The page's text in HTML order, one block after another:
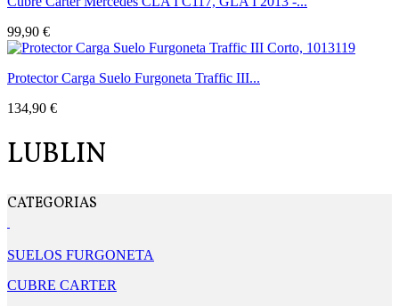
99,90 €
Protector Carga Suelo Furgoneta Traffic III...
134,90 €
LUBLIN
CATEGORIAS
SUELOS FURGONETA
CUBRE CARTER